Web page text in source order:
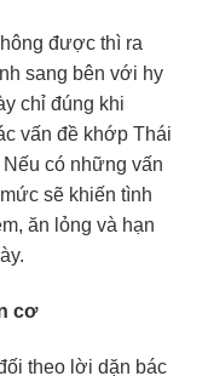
được thì ra
sang bên với hy
chỉ đúng khi
vấn đề khớp Thái
có những vấn
sẽ khiến tình
ăn lỏng và hạn
cơ
theo lời dặn bác